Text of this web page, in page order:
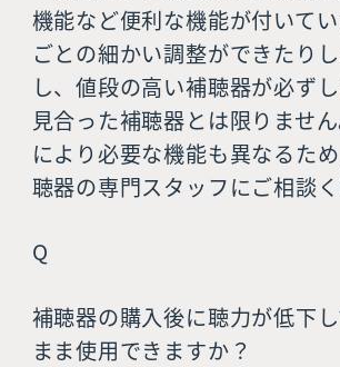
機能など便利な機能が付いて
ごとの細かい調整ができたり
し、値段の高い補聴器が必ず
見合った補聴器とは限りませ
により必要な機能も異なるた
聴器の専門スタッフにご相談く
Q
補聴器の購入後に聴力が低下
まま使用できますか？